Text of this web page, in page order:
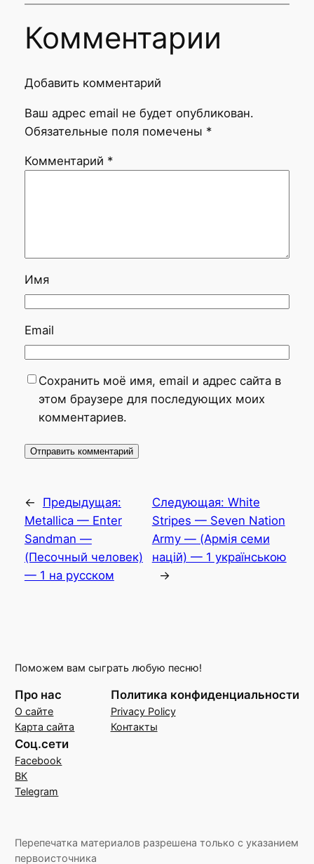
Комментарии
Добавить комментарий
Ваш адрес email не будет опубликован.
Обязательные поля помечены *
Комментарий *
Имя
Email
Сохранить моё имя, email и адрес сайта в
этом браузере для последующих моих
комментариев.
←
Предыдущая:
Metallica — Enter
Sandman —
(Песочный человек)
— 1 на русском
Следующая: White
Stripes — Seven Nation
Army — (Армія семи
націй) — 1 українською
→
Поможем вам сыграть любую песню!
Про нас
О сайте
Карта сайта
Политика конфиденциальности
Privacy Policy
Контакты
Соц.сети
Facebook
ВК
Telegram
Перепечатка материалов разрешена только с указанием
первоисточника